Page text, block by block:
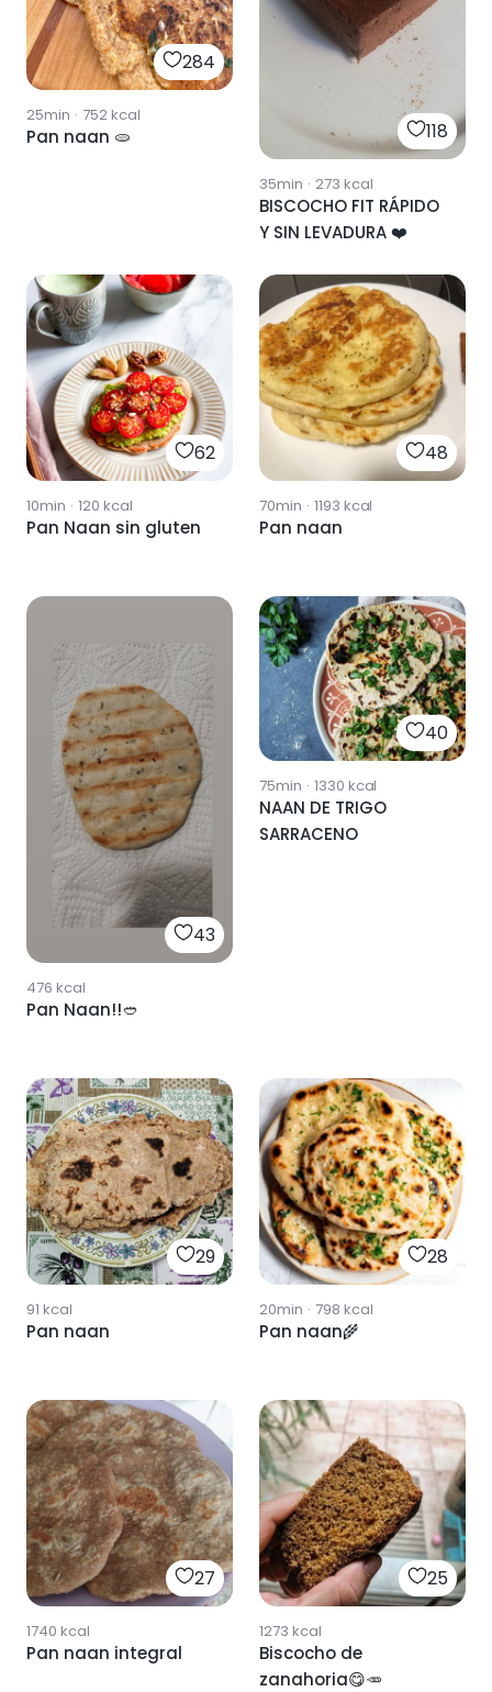
284
25min · 752kcal
Pan naan 🫓 118
35min · 273 kcal
BISCOCHO FIT RÁPIDO
Y SIN LEVADURA ❤️
62
10min · 120 kcal
Pan Naan sin gluten
48
70min · 1193 kcal
Pan naan
43
476 kcal
Pan Naan!!🥙
40
75min · 1330 kcal
NAAN DE TRIGO
SARRACENO
29
91 kcal
Pan naan
28
20min · 798 kcal
Pan naan🌾
27
1740 kcal
Pan naan integral
25
1273 kcal
Biscocho de
zanahoria😋🥕